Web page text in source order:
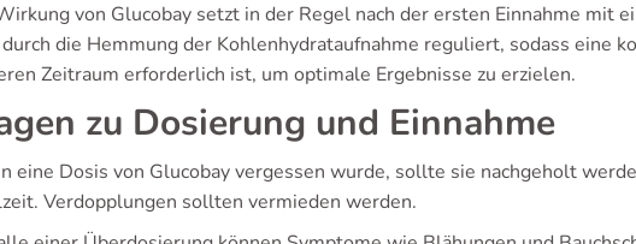
von Glucobay setzt in der Regel nach der ersten Einnahme mit
die Hemmung der Kohlenhydrataufnahme reguliert, sodass eine
Zeitraum erforderlich ist, um optimale Ergebnisse zu erzielen.
zu Dosierung und Einnahme
eine Dosis von Glucobay vergessen wurde, sollte sie nachgeholt
Verdopplungen sollten vermieden werden.